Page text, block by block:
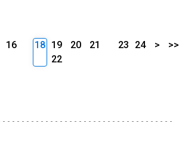
16
18 19 20
21
22
23 24 > >>